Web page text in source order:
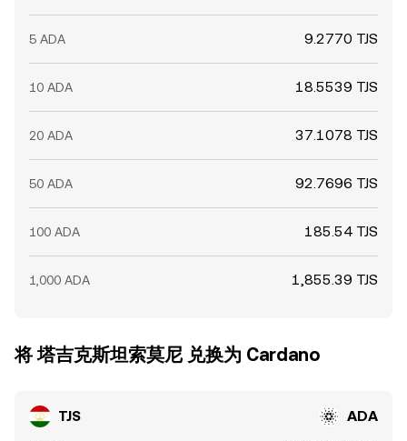
5 ADA 9.2770 TJS
10 ADA 18.5539 TJS
20 ADA 37.1078 TJS
50 ADA 92.7696 TJS
100 ADA 185.54 TJS
1,000 ADA 1,855.39 TJS
将 塔吉克斯坦索莫尼 兑换为 Cardano
TJS ADA